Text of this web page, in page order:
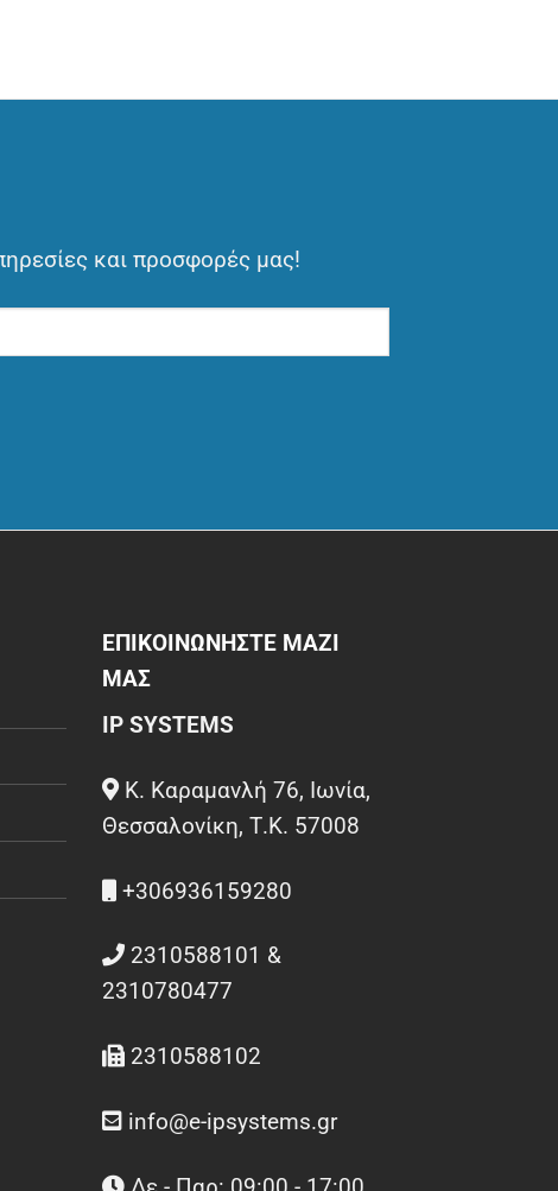
και προσφορές μας!
ΕΠΙΚΟΙΝΩΝΗΣΤΕ ΜΑΖΙ
ΜΑΣ
IP SYSTEMS
Κ. Καραμανλή 76, Ιωνία,
Θεσσαλονίκη, Τ.Κ. 57008
+306936159280
2310588101 &
2310780477
2310588102
info@e-ipsystems.gr